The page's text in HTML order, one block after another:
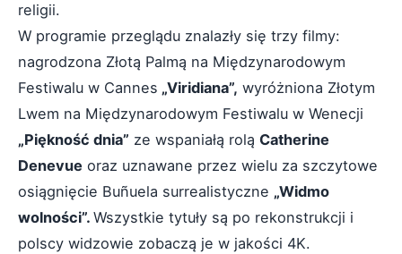
religii.
W programie przeglądu znalazły się trzy filmy:
nagrodzona Złotą Palmą na Międzynarodowym
Festiwalu w Cannes „Viridiana”, wyróżniona Złotym
Lwem na Międzynarodowym Festiwalu w Wenecji
„Piękność dnia” ze wspaniałą rolą Catherine
Denevue oraz uznawane przez wielu za szczytowe
osiągnięcie Buñuela surrealistyczne „Widmo
wolności”. Wszystkie tytuły są po rekonstrukcji i
polscy widzowie zobaczą je w jakości 4K.